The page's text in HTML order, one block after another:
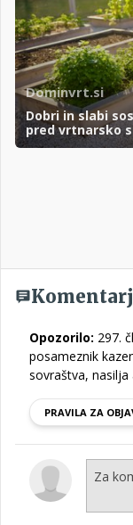
Dominvrt.si
Dobri in slabi
pred vrtnarsko
Opozorilo: 297.
posameznik
sovraštva, nasilja
PRAVILA ZA